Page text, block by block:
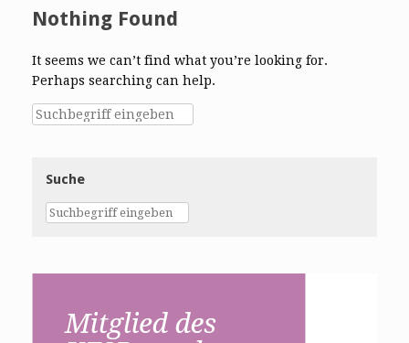
Nothing Found
It seems we can’t find what you’re looking for.
Perhaps searching can help.
Suche